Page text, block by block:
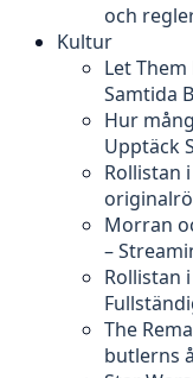
och
Kultur
Let
Samtida
Hur
Upptäck
Rollistan
Morran
–
Rollistan
The
butlerns